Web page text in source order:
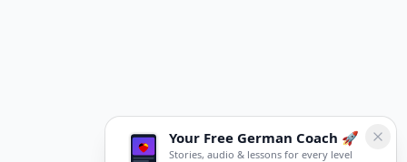
Your Free German Coach 🚀
Stories, audio & lessons for every level